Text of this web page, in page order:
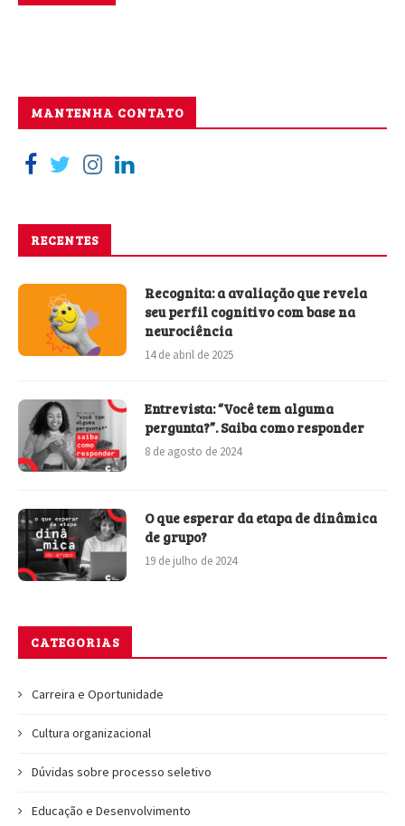
MANTENHA CONTATO
RECENTES
Recognita: a avaliação que revela
seu perfil cognitivo com base na
neurociência
14 de abril de 2025
Entrevista: “Você tem alguma
pergunta?”. Saiba como responder
8 de agosto de 2024
O que esperar da etapa de dinâmica
de grupo?
19 de julho de 2024
CATEGORIAS
Carreira e Oportunidade
Cultura organizacional
Dúvidas sobre processo seletivo
Educação e Desenvolvimento